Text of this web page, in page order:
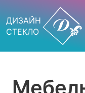
ДИЗАЙН
СТЕКЛО